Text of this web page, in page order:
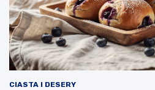
CIASTA I DESERY